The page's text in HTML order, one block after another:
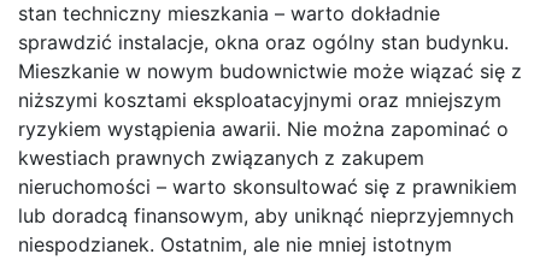
stan techniczny mieszkania – warto dokładnie
sprawdzić instalacje, okna oraz ogólny stan budynku.
Mieszkanie w nowym budownictwie może wiązać się z
niższymi kosztami eksploatacyjnymi oraz mniejszym
ryzykiem wystąpienia awarii. Nie można zapominać o
kwestiach prawnych związanych z zakupem
nieruchomości – warto skonsultować się z prawnikiem
lub doradcą finansowym, aby uniknąć nieprzyjemnych
niespodzianek. Ostatnim, ale nie mniej istotnym